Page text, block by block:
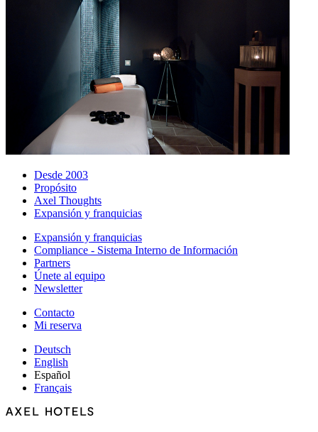
Desde 2003
Propósito
Axel Thoughts
Expansión y franquicias
Expansión y franquicias
Compliance - Sistema Interno de Información
Partners
Únete al equipo
Newsletter
Contacto
Mi reserva
Deutsch
English
Español
Français